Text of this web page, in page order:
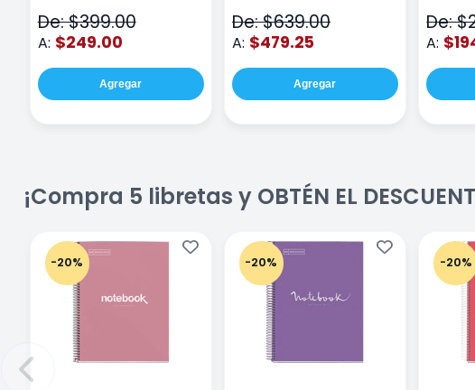
De: $399.00
A: $249.00
Agregar
De: $639.00
A: $479.25
Agregar
De:
A:
¡Compra 5 libretas y OBTÉN EL
-20% -20% -20%